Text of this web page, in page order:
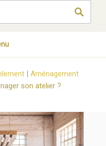
| Aménagement
son atelier ?